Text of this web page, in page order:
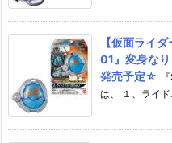
【仮面ライ
01』変身な
発売予定☆
は、 １、ライ